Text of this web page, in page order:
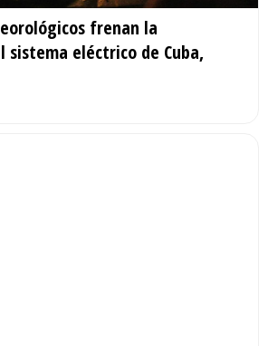
frenan la
sistema eléctrico de Cuba,